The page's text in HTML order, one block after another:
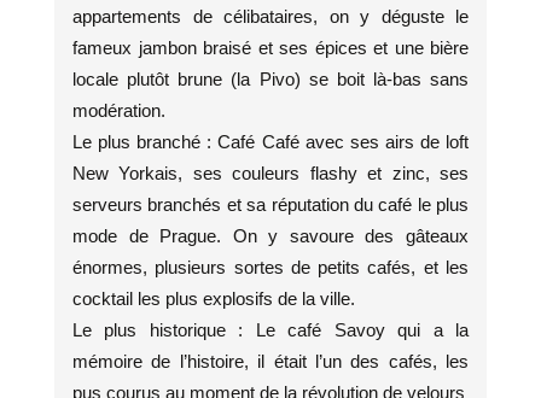
appartements de célibataires, on y déguste le
fameux jambon braisé et ses épices et une bière
locale plutôt brune (la Pivo) se boit là-bas sans
modération.
Le plus branché : Café Café avec ses airs de loft
New Yorkais, ses couleurs flashy et zinc, ses
serveurs branchés et sa réputation du café le plus
mode de Prague. On y savoure des gâteaux
énormes, plusieurs sortes de petits cafés, et les
cocktail les plus explosifs de la ville.
Le plus historique : Le café Savoy qui a la
mémoire de l’histoire, il était l’un des cafés, les
pus courus au moment de la révolution de velours